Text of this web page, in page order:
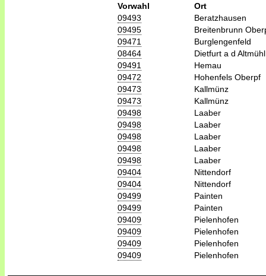
Vorwahl
Ort
09493
Beratzhausen
09495
Breitenbrunn
09471
Burglengenfeld
08464
Dietfurt a d Altmühl
09491
Hemau
09472
Hohenfels Oberpf
09473
Kallmünz
09473
Kallmünz
09498
Laaber
09498
Laaber
09498
Laaber
09498
Laaber
09498
Laaber
09404
Nittendorf
09404
Nittendorf
09499
Painten
09499
Painten
09409
Pielenhofen
09409
Pielenhofen
09409
Pielenhofen
09409
Pielenhofen